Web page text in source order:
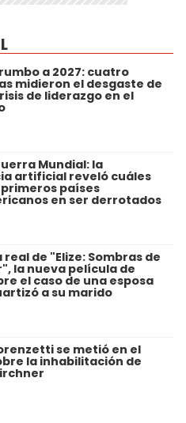
a 2027: cuatro
midieron el desgaste de
de liderazgo en el
Mundial: la
artificial reveló cuáles
países
en ser derrotados
real de "Elize: Sombras de
la nueva película de
el caso de una esposa
a su marido
se metió en el
la inhabilitación de